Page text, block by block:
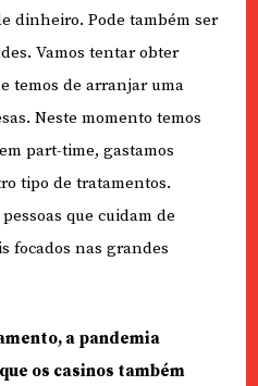
dinheiro. Pode também ser
Vamos tentar obter
temos de arranjar uma
Neste momento temos
part-time, gastamos
tipo de tratamentos.
que cuidam de
focados nas grandes
a pandemia
os casinos também